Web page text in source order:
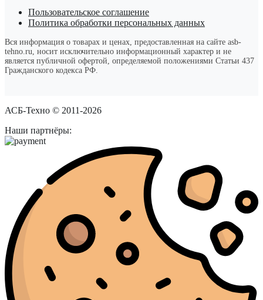
Пользовательское соглашение
Политика обработки персональных данных
Вся информация о товарах и ценах, предоставленная на сайте asb-
tehno.ru, носит исключительно информационный характер и не
является публичной офертой, определяемой положениями Статьи 437
Гражданского кодекса РФ.
АСБ-Техно © 2011-2026
Наши партнёры: